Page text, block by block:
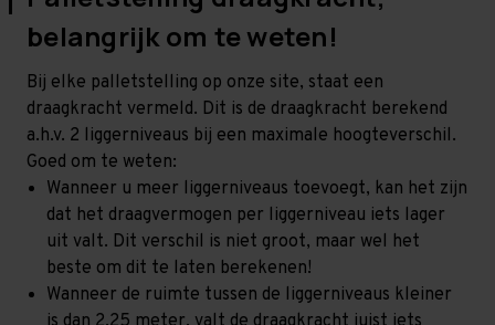
belangrijk om te weten!
Bij elke palletstelling op onze site, staat een
draagkracht vermeld. Dit is de draagkracht berekend
a.h.v. 2 liggerniveaus bij een maximale hoogteverschil.
Goed om te weten:
Wanneer u meer liggerniveaus toevoegt, kan het zijn
dat het draagvermogen per liggerniveau iets lager
uit valt. Dit verschil is niet groot, maar wel het
beste om dit te laten berekenen!
Wanneer de ruimte tussen de liggerniveaus kleiner